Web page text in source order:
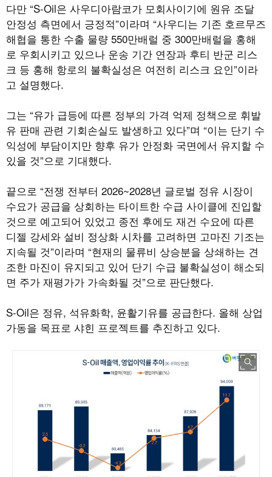
다만 “S-Oil은 사우디아람코가 모회사이기에 원유 조달
안정성 측면에서 긍정적”이라며 “사우디는 기존 호르무즈
해협을 통한 수출 물량 550만배럴 중 300만배럴을 홍해
로 우회시키고 있으나 운송 기간 연장과 후티 반군 리스
크 등 홍해 항로의 불확실성은 여전히 리스크 요인”이라
고 설명했다.
그는 “유가 급등에 따른 정부의 가격 억제 정책으로 휘발
유 판매 관련 기회손실도 발생하고 있다”며 “이는 단기 수
익성에 부담이지만 향후 유가 안정화 국면에서 유지할 수
있을 것”으로 기대했다.
끝으로 “전쟁 전부터 2026~2028년 글로벌 정유 시장이
수요가 공급을 상회하는 타이트한 수급 사이클에 진입할
것으로 예고되어 있었고 종전 후에도 재건 수요에 따른
디젤 강세와 설비 정상화 시차를 고려하면 고마진 기조는
지속될 것”이라며 “현재의 물류비 상승분을 상쇄하는 견
조한 마진이 유지되고 있어 단기 수급 불확실성이 해소되
면 주가 재평가가 가속화될 것”으로 판단했다.
S-Oil은 정유, 석유화학, 윤활기유를 공급한다. 올해 상업
가동을 목표로 샤힌 프로젝트를 추진하고 있다.